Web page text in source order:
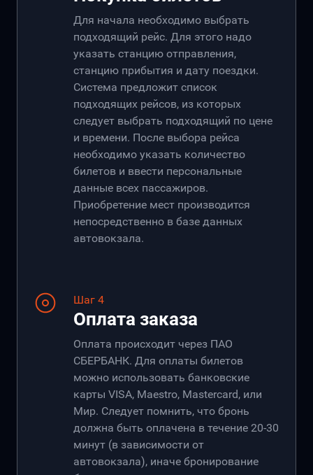
Для начала необходимо выбрать
подходящий рейс. Для этого надо
указать станцию отправления,
станцию прибытия и дату поездки.
Система предложит список
подходящих рейсов, из которых
следует выбрать подходящий по цене
и времени. После выбора рейса
необходимо указать количество
билетов и ввести персональные
данные всех пассажиров.
Приобретение мест производится
непосредственно в базе данных
автовокзала.
Шаг 4
Оплата заказа
Оплата происходит через ПАО
СБЕРБАНК. Для оплаты билетов
можно использовать банковские
карты VISA, Maestro, Mastercard, или
Мир. Следует помнить, что бронь
должна быть оплачена в течение 20-30
минут (в зависимости от
автовокзала), иначе бронирование